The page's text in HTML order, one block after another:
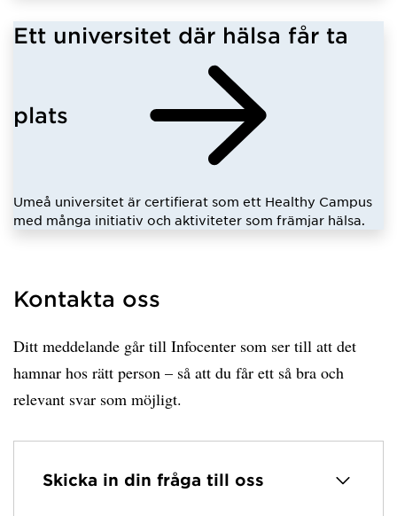
Ett universitet där hälsa får ta
plats
Umeå universitet är certifierat som ett Healthy Campus
med många initiativ och aktiviteter som främjar hälsa.
Kontakta oss
Ditt meddelande går till Infocenter som ser till att det
hamnar hos rätt person – så att du får ett så bra och
relevant svar som möjligt.
Skicka in din fråga till oss